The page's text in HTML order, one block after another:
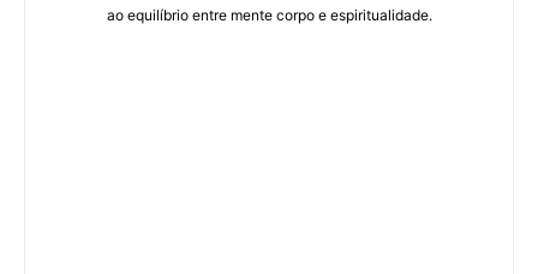
ao equilíbrio entre mente corpo e espiritualidade.